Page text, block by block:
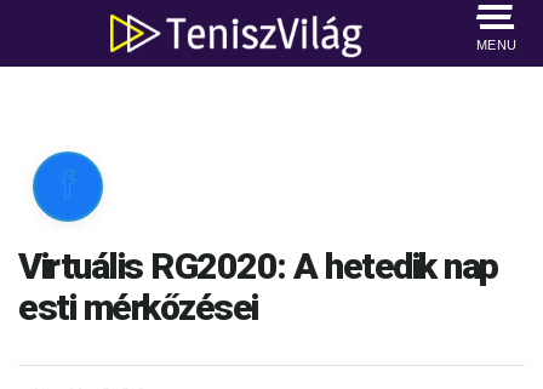
MENU

Virtuális RG2020: A hetedik nap
esti mérkőzései